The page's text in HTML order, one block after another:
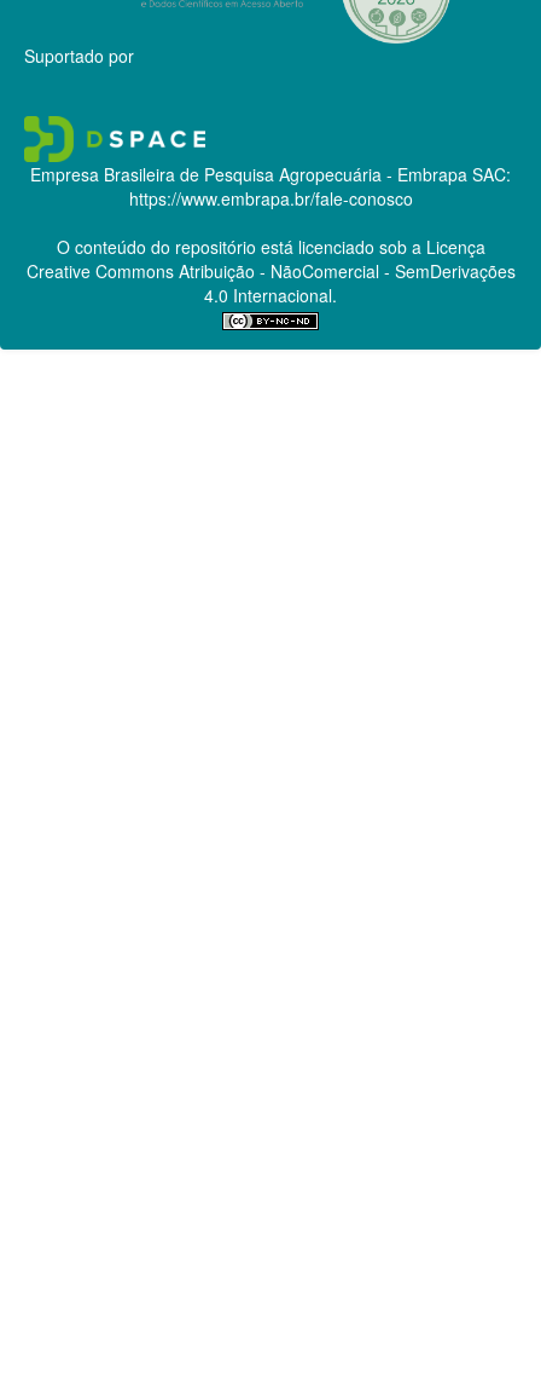
Suportado por
Empresa Brasileira de Pesquisa Agropecuária - Embrapa SAC:
https://www.embrapa.br/fale-conosco
O conteúdo do repositório está licenciado sob a Licença
Creative CommonsAtribuição - NãoComercial - SemDerivações
4.0 Internacional.